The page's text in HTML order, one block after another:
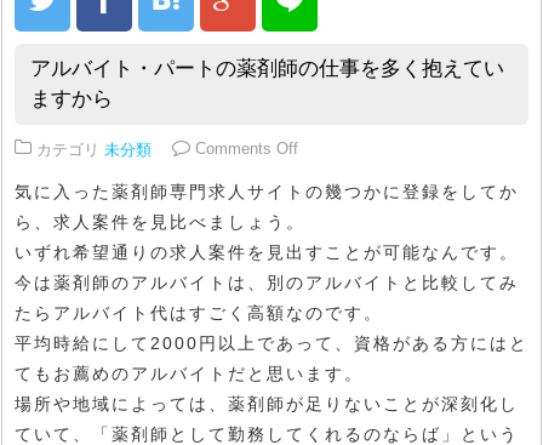
アルバイト・パートの薬剤師の仕事を多く抱えてい
ますから
カテゴリ 未分類 Comments Offon アルバイト・パートの薬剤師
気に入った薬剤師専門求人サイトの幾つかに登録をしてか
ら、求人案件を見比べましょう。
いずれ希望通りの求人案件を見出すことが可能なんです。
今は薬剤師のアルバイトは、別のアルバイトと比較してみ
たらアルバイト代はすごく高額なのです。
平均時給にして2000円以上であって、資格がある方にはと
てもお薦めのアルバイトだと思います。
場所や地域によっては、薬剤師が足りないことが深刻化し
ていて、「薬剤師として勤務してくれるのならば」という